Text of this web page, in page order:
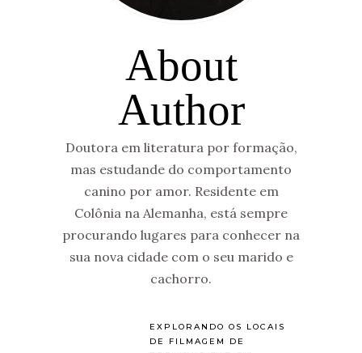
About
Author
Doutora em literatura por formação,
mas estudande do comportamento
canino por amor. Residente em
Colônia na Alemanha, está sempre
procurando lugares para conhecer na
sua nova cidade com o seu marido e
cachorro.
EXPLORANDO OS LOCAIS
DE FILMAGEM DE